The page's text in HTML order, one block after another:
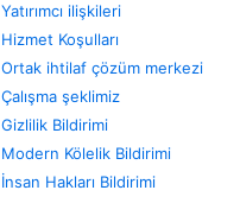
Yatırımcı ilişkileri
Hizmet Koşulları
Ortak ihtilaf çözüm merkezi
Çalışma şeklimiz
Gizlilik Bildirimi
Modern Kölelik Bildirimi
İnsan Hakları Bildirimi